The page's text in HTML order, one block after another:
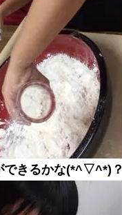
できるかな(*^▽^*)？